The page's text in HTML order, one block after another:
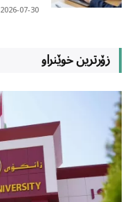
2026-07-30
زۆرترین خوێنراو